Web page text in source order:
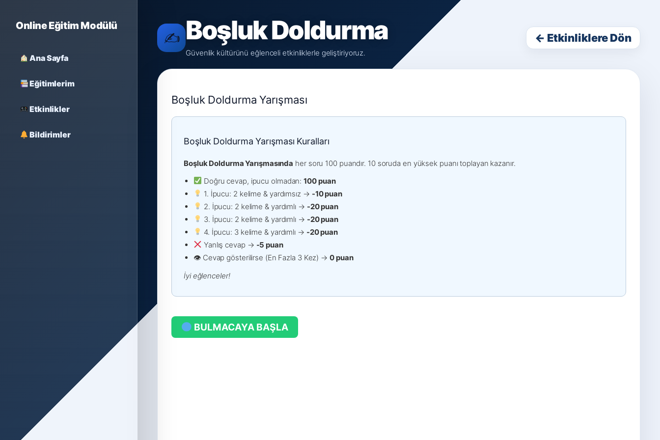
Online Eğitim Modülü
Ana Sayfa
Eğitimlerim
Etkinlikler
Bildirimler
✍️ Boşluk Doldurma
Güvenlik kültürünü eğlenceli etkinliklerle geliştiriyoruz.
← Etkinliklere Dön
Boşluk Doldurma Yarışması
Boşluk Doldurma Yarışması Kuralları
Boşluk Doldurma Yarışmasında her soru 100 puandır. 10 soruda en yüksek puanı toplayan kazanır.
Doğru cevap, ipucu olmadan:100 puan
1. İpucu: 2 kelime & yardımsız → -10 puan
2. İpucu: 2 kelime & yardımlı → -20 puan
3. İpucu: 2 kelime & yardımlı → -20 puan
4. İpucu: 3 kelime & yardımlı → -20 puan
Yanlış cevap → -5 puan
👁 Cevap gösterilirse (En Fazla 3 Kez) → 0 puan
İyi eğlenceler!
BULMACAYA BAŞLA